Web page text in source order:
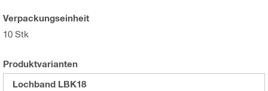
Verpackungseinheit
10 Stk
Produktvarianten
Lochband LBK18